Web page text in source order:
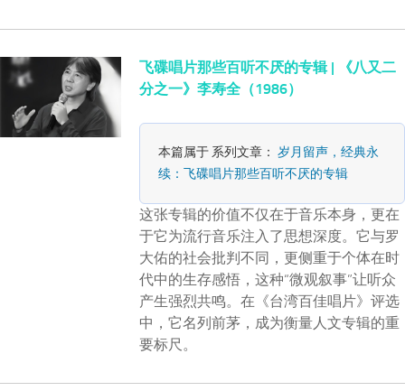
飞碟唱片那些百听不厌的专辑 | 《八又二
分之一》李寿全（1986）
本篇属于 系列文章：岁月留声，经典永
续：飞碟唱片那些百听不厌的专辑
这张专辑的价值不仅在于音乐本身，更在
于它为流行音乐注入了思想深度。它与罗
大佑的社会批判不同，更侧重于个体在时
代中的生存感悟，这种“微观叙事”让听众
产生强烈共鸣。在《台湾百佳唱片》评选
中，它名列前茅，成为衡量人文专辑的重
要标尺。